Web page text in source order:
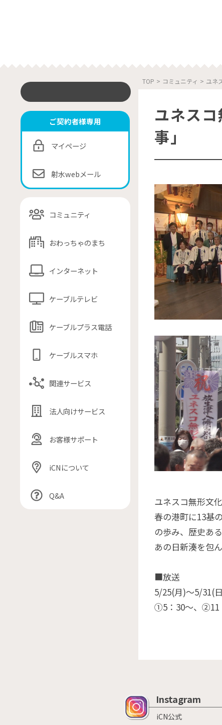
ご契約者様専用
マイページ
射水webメール
コミュニティ
おわっちゃのまち
インターネット
ケーブルテレビ
ケーブルプラス電話
ケーブルスマホ
関連サービス
法人向けサービス
お客様サポート
iCNについて
Q&A
TOP > コミュニティ > ユネ
ユネス
事」
ユネスコ無形文
春の港町に13基
の歩み、歴史あ
あの日新湊を包
■放送
5/25(月)〜5/31(
①5：30〜、②11
Instagram
iCN公式